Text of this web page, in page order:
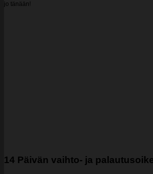
jo tänään!
14 Päivän vaihto- ja